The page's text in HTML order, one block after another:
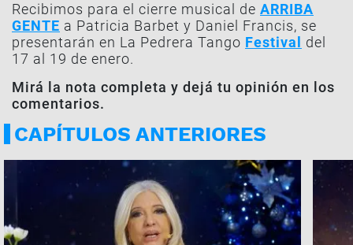
Recibimos para el cierre musical de ARRIBA
GENTE a Patricia Barbet y Daniel Francis, se
presentarán en La Pedrera Tango Festival
del
17 al 19 de enero.
Mirá la nota completa y dejá tu opinión en los
comentarios.
CAPÍTULOS ANTERIORES